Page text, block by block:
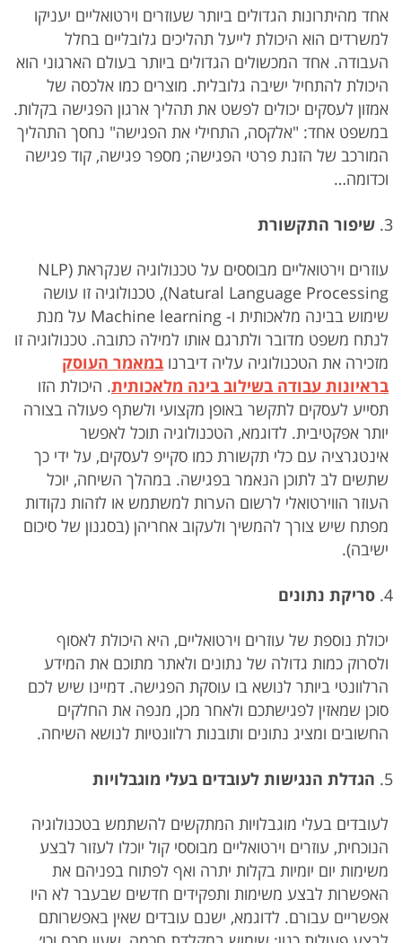
אחד מהיתרונות הגדולים ביותר שעוזרים וירטואליים יעניקו
למשרדים הוא היכולת לייעל תהליכים גלובליים בחלל
העבודה. אחד המכשולים הגדולים ביותר בעולם הארגוני הוא
היכולת להתחיל ישיבה גלובלית. מוצרים כמו אלכסה של
אמזון לעסקים יכולים לפשט את תהליך ארגון הפגישה בקלות.
במשפט אחד: "אלקסה, התחילי את הפגישה" נחסך התהליך
המורכב של הזנת פרטי הפגישה; מספר פגישה, קוד פגישה
וכדומה…
שיפור התקשורת
עוזרים וירטואליים מבוססים על טכנולוגיה שנקראת NLP)
Natural Language Processing), טכנולוגיה זו עושה
שימוש בבינה מלאכותית ו- Machine learning על מנת
לנתח משפט מדובר ולתרגם אותו למילה כתובה. טכנולוגיה זו
מזכירה את הטכנולוגיה עליה דיברנו במאמר העוסק
בראיונות עבודה בשילוב בינה מלאכותית. היכולת הזו
תסייע לעסקים לתקשר באופן מקצועי ולשתף פעולה בצורה
יותר אפקטיבית. לדוגמא, הטכנולוגיה תוכל לאפשר
אינטגרציה עם כלי תקשורת כמו סקייפ לעסקים, על ידי כך
שתשים לב לתוכן הנאמר בפגישה. במהלך השיחה, יוכל
העוזר הווירטואלי לרשום הערות למשתמש או לזהות נקודות
מפתח שיש צורך להמשיך ולעקוב אחריהן (בסגנון של סיכום
ישיבה).
סריקת נתונים
יכולת נוספת של עוזרים וירטואליים, היא היכולת לאסוף
ולסרוק כמות גדולה של נתונים ולאתר מתוכם את המידע
הרלוונטי ביותר לנושא בו עוסקת הפגישה. דמיינו שיש לכם
סוכן שמאזין לפגישתכם ולאחר מכן, מנפה את החלקים
החשובים ומציג נתונים ותובנות רלוונטיות לנושא השיחה.
הגדלת הנגישות לעובדים בעלי מוגבלויות
לעובדים בעלי מוגבלויות המתקשים להשתמש בטכנולוגיה
הנוכחית, עוזרים וירטואליים מבוססי קול יוכלו לעזור לבצע
משימות יום יומיות בקלות יתרה ואף לפתוח בפניהם את
האפשרות לבצע משימות ותפקידים חדשים שבעבר לא היו
אפשריים עבורם. לדוגמא, ישנם עובדים שאין באפשרותם